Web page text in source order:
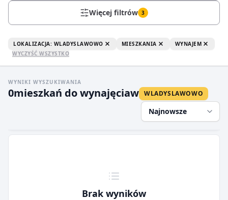
Więcej filtrów 3
LOKALIZACJA: WLADYSLAWOWO MIESZKANIA
WYNAJEM
WYCZYŚĆ WSZYSTKO
WYNIKI WYSZUKIWANIA
0mieszkań do wynajęciaw WLADYSLAWOWO
Najnowsze
Brak wyników